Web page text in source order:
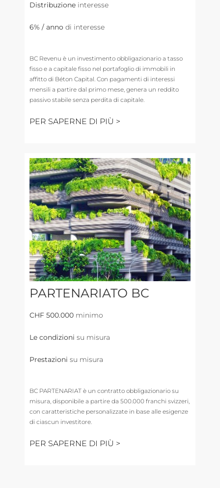
Distribuzione interesse
6% / anno di interesse
BC Revenu è un investimento obbligazionario a tasso
fisso e a capitale fisso nel portafoglio di immobili in
affitto di Béton Capital. Con pagamenti di interessi
mensili a partire dal primo mese, genera un reddito
passivo stabile senza perdita di capitale.
PER SAPERNE DI PIÙ >
PARTENARIATO BC
CHF 500.000 minimo
Le condizioni su misura
Prestazioni su misura
BC PARTENARIAT è un contratto obbligazionario su
misura, disponibile a partire da 500.000 franchi svizzeri,
con caratteristiche personalizzate in base alle esigenze
di ciascun investitore.
PER SAPERNE DI PIÙ >